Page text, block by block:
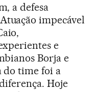
a defesa
impecável
e
Borja e
do time foi a
Hoje